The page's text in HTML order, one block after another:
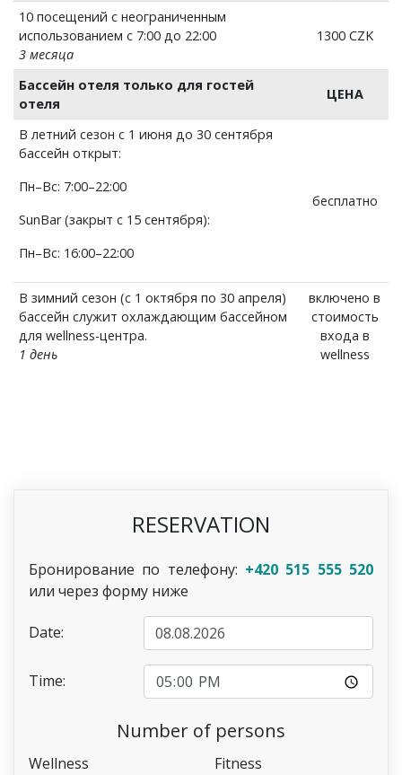
10 посещений с неограниченным
использованием с 7:00 до 22:00
3 месяца
1300 CZK
Бассейн отеля только для гостей
отеля
ЦЕНА
В летний сезон с 1 июня до 30 сентября
бассейн открыт:
Пн–Вс: 7:00–22:00
SunBar (закрыт с 15 сентября):
Пн–Вс: 16:00–22:00
бесплатно
В зимний сезон (с 1 октября по 30 апреля)
бассейн служит охлаждающим бассейном
для wellness-центра.
1 день
включено в
стоимость
входа в
wellness
RESERVATION
Бронирование по телефону: +420 515 555 520
или через форму ниже
Date:
Time:
Number of persons
Wellness Fitness